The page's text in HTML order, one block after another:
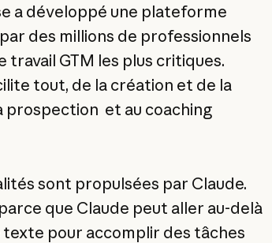
a développé une plateforme
des millions de professionnels
GTM les plus critiques.
tout, de la création et de la
prospection et au coaching
sont propulsées par Claude.
que Claude peut aller au-delà
pour accomplir des tâches